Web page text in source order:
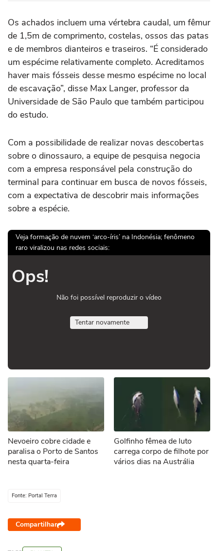
Os achados incluem uma vértebra caudal, um fêmur
de 1,5m de comprimento, costelas, ossos das patas
e de membros dianteiros e traseiros. “É considerado
um espécime relativamente completo. Acreditamos
haver mais fósseis desse mesmo espécime no local
de escavação”, disse Max Langer, professor da
Universidade de São Paulo que também participou
do estudo.
Com a possibilidade de realizar novas descobertas
sobre o dinossauro, a equipe de pesquisa negocia
com a empresa responsável pela construção do
terminal para continuar em busca de novos fósseis,
com a expectativa de descobrir mais informações
sobre a espécie.
Veja formação de nuvem ‘arco-íris’ na Indonésia; fenômeno
raro viralizou nas redes sociais:
Ops!
Não foi possível reproduzir o vídeo
Tentar novamente
Nevoeiro cobre cidade e
paralisa o Porto de Santos
nesta quarta-feira
Golfinho fêmea de luto
carrega corpo de filhote por
vários dias na Austrália
Fonte: Portal Terra
Compartilhar